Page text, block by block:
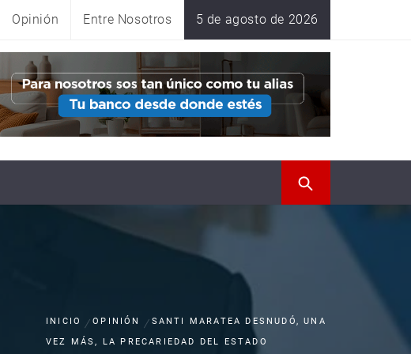
Opinión Entre Nosotros 5 de agosto de 2026
INICIO OPINIÓN
SANTI MARATEA DESNUDÓ, UNA
VEZ MÁS, LA PRECARIEDAD DEL ESTADO